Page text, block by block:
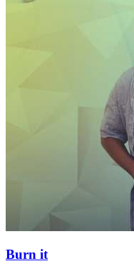
Burn it